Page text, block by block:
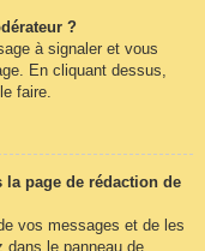
?
à signaler et vous
En cliquant dessus,
faire.
page de rédaction de
vos messages et de les
dans le panneau de